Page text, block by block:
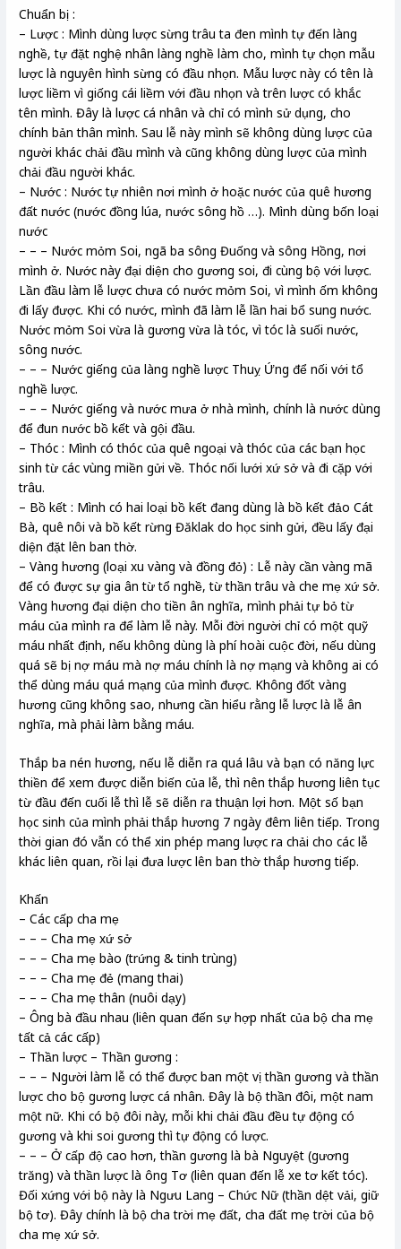
Chuẩn bị :
– Lược : Mình dùng lược sừng trâu ta đen mình tự đến làng
nghề, tự đặt nghệ nhân làng nghề làm cho, mình tự chọn mẫu
lược là nguyên hình sừng có đầu nhọn. Mẫu lược này có tên là
lược liềm vì giống cái liềm với đầu nhọn và trên lược có khắc
tên mình. Đây là lược cá nhân và chỉ có mình sử dụng, cho
chính bản thân mình. Sau lễ này mình sẽ không dùng lược của
người khác chải đầu mình và cũng không dùng lược của mình
chải đầu người khác.
– Nước : Nước tự nhiên nơi mình ở hoặc nước của quê hương
đất nước (nước đồng lúa, nước sông hồ …). Mình dùng bốn loại
nước
– – – Nước mỏm Soi, ngã ba sông Đuống và sông Hồng, nơi
mình ở. Nước này đại diện cho gương soi, đi cùng bộ với lược.
Lần đầu làm lễ lược chưa có nước mỏm Soi, vì mình ốm không
đi lấy được. Khi có nước, mình đã làm lễ lần hai bổ sung nước.
Nước mỏm Soi vừa là gương vừa là tóc, vì tóc là suối nước,
sông nước.
– – – Nước giếng của làng nghề lược Thuỵ Ứng để nối với tổ
nghề lược.
– – – Nước giếng và nước mưa ở nhà mình, chính là nước dùng
để đun nước bồ kết và gội đầu.
– Thóc : Mình có thóc của quê ngoại và thóc của các bạn học
sinh từ các vùng miền gửi về. Thóc nối lưới xứ sở và đi cặp với
trâu.
– Bồ kết : Mình có hai loại bồ kết đang dùng là bồ kết đảo Cát
Bà, quê nôi và bồ kết rừng Đăklak do học sinh gửi, đều lấy đại
diện đặt lên ban thờ.
– Vàng hương (loại xu vàng và đồng đỏ) : Lễ này cần vàng mã
để có được sự gia ân từ tổ nghề, từ thần trâu và che mẹ xứ sở.
Vàng hương đại diện cho tiền ân nghĩa, mình phải tự bỏ từ
máu của mình ra để làm lễ này. Mỗi đời người chỉ có một quỹ
máu nhất định, nếu không dùng là phí hoài cuộc đời, nếu dùng
quá sẽ bị nợ máu mà nợ máu chính là nợ mạng và không ai có
thể dùng máu quá mạng của mình được. Không đốt vàng
hương cũng không sao, nhưng cần hiểu rằng lễ lược là lễ ân
nghĩa, mà phải làm bằng máu.
Thắp ba nén hương, nếu lễ diễn ra quá lâu và bạn có năng lực
thiền để xem được diễn biến của lễ, thì nên thắp hương liên tục
từ đầu đến cuối lễ thì lễ sẽ diễn ra thuận lợi hơn. Một số bạn
học sinh của mình phải thắp hương 7 ngày đêm liên tiếp. Trong
thời gian đó vẫn có thể xin phép mang lược ra chải cho các lễ
khác liên quan, rồi lại đưa lược lên ban thờ thắp hương tiếp.
Khấn
– Các cấp cha mẹ
– – – Cha mẹ xứ sở
– – – Cha mẹ bào (trứng & tinh trùng)
– – – Cha mẹ đẻ (mang thai)
– – – Cha mẹ thân (nuôi dạy)
– Ông bà đầu nhau (liên quan đến sự hợp nhất của bộ cha mẹ
tất cả các cấp)
– Thần lược – Thần gương :
– – – Người làm lễ có thể được ban một vị thần gương và thần
lược cho bộ gương lược cá nhân. Đây là bộ thần đôi, một nam
một nữ. Khi có bộ đôi này, mỗi khi chải đầu đều tự động có
gương và khi soi gương thì tự động có lược.
– – – Ở cấp độ cao hơn, thần gương là bà Nguyệt (gương
trăng) và thần lược là ông Tơ (liên quan đến lễ xe tơ kết tóc).
Đối xứng với bộ này là Ngưu Lang – Chức Nữ (thần dệt vải, giữ
bộ tơ). Đây chính là bộ cha trời mẹ đất, cha đất mẹ trời của bộ
cha mẹ xứ sở.